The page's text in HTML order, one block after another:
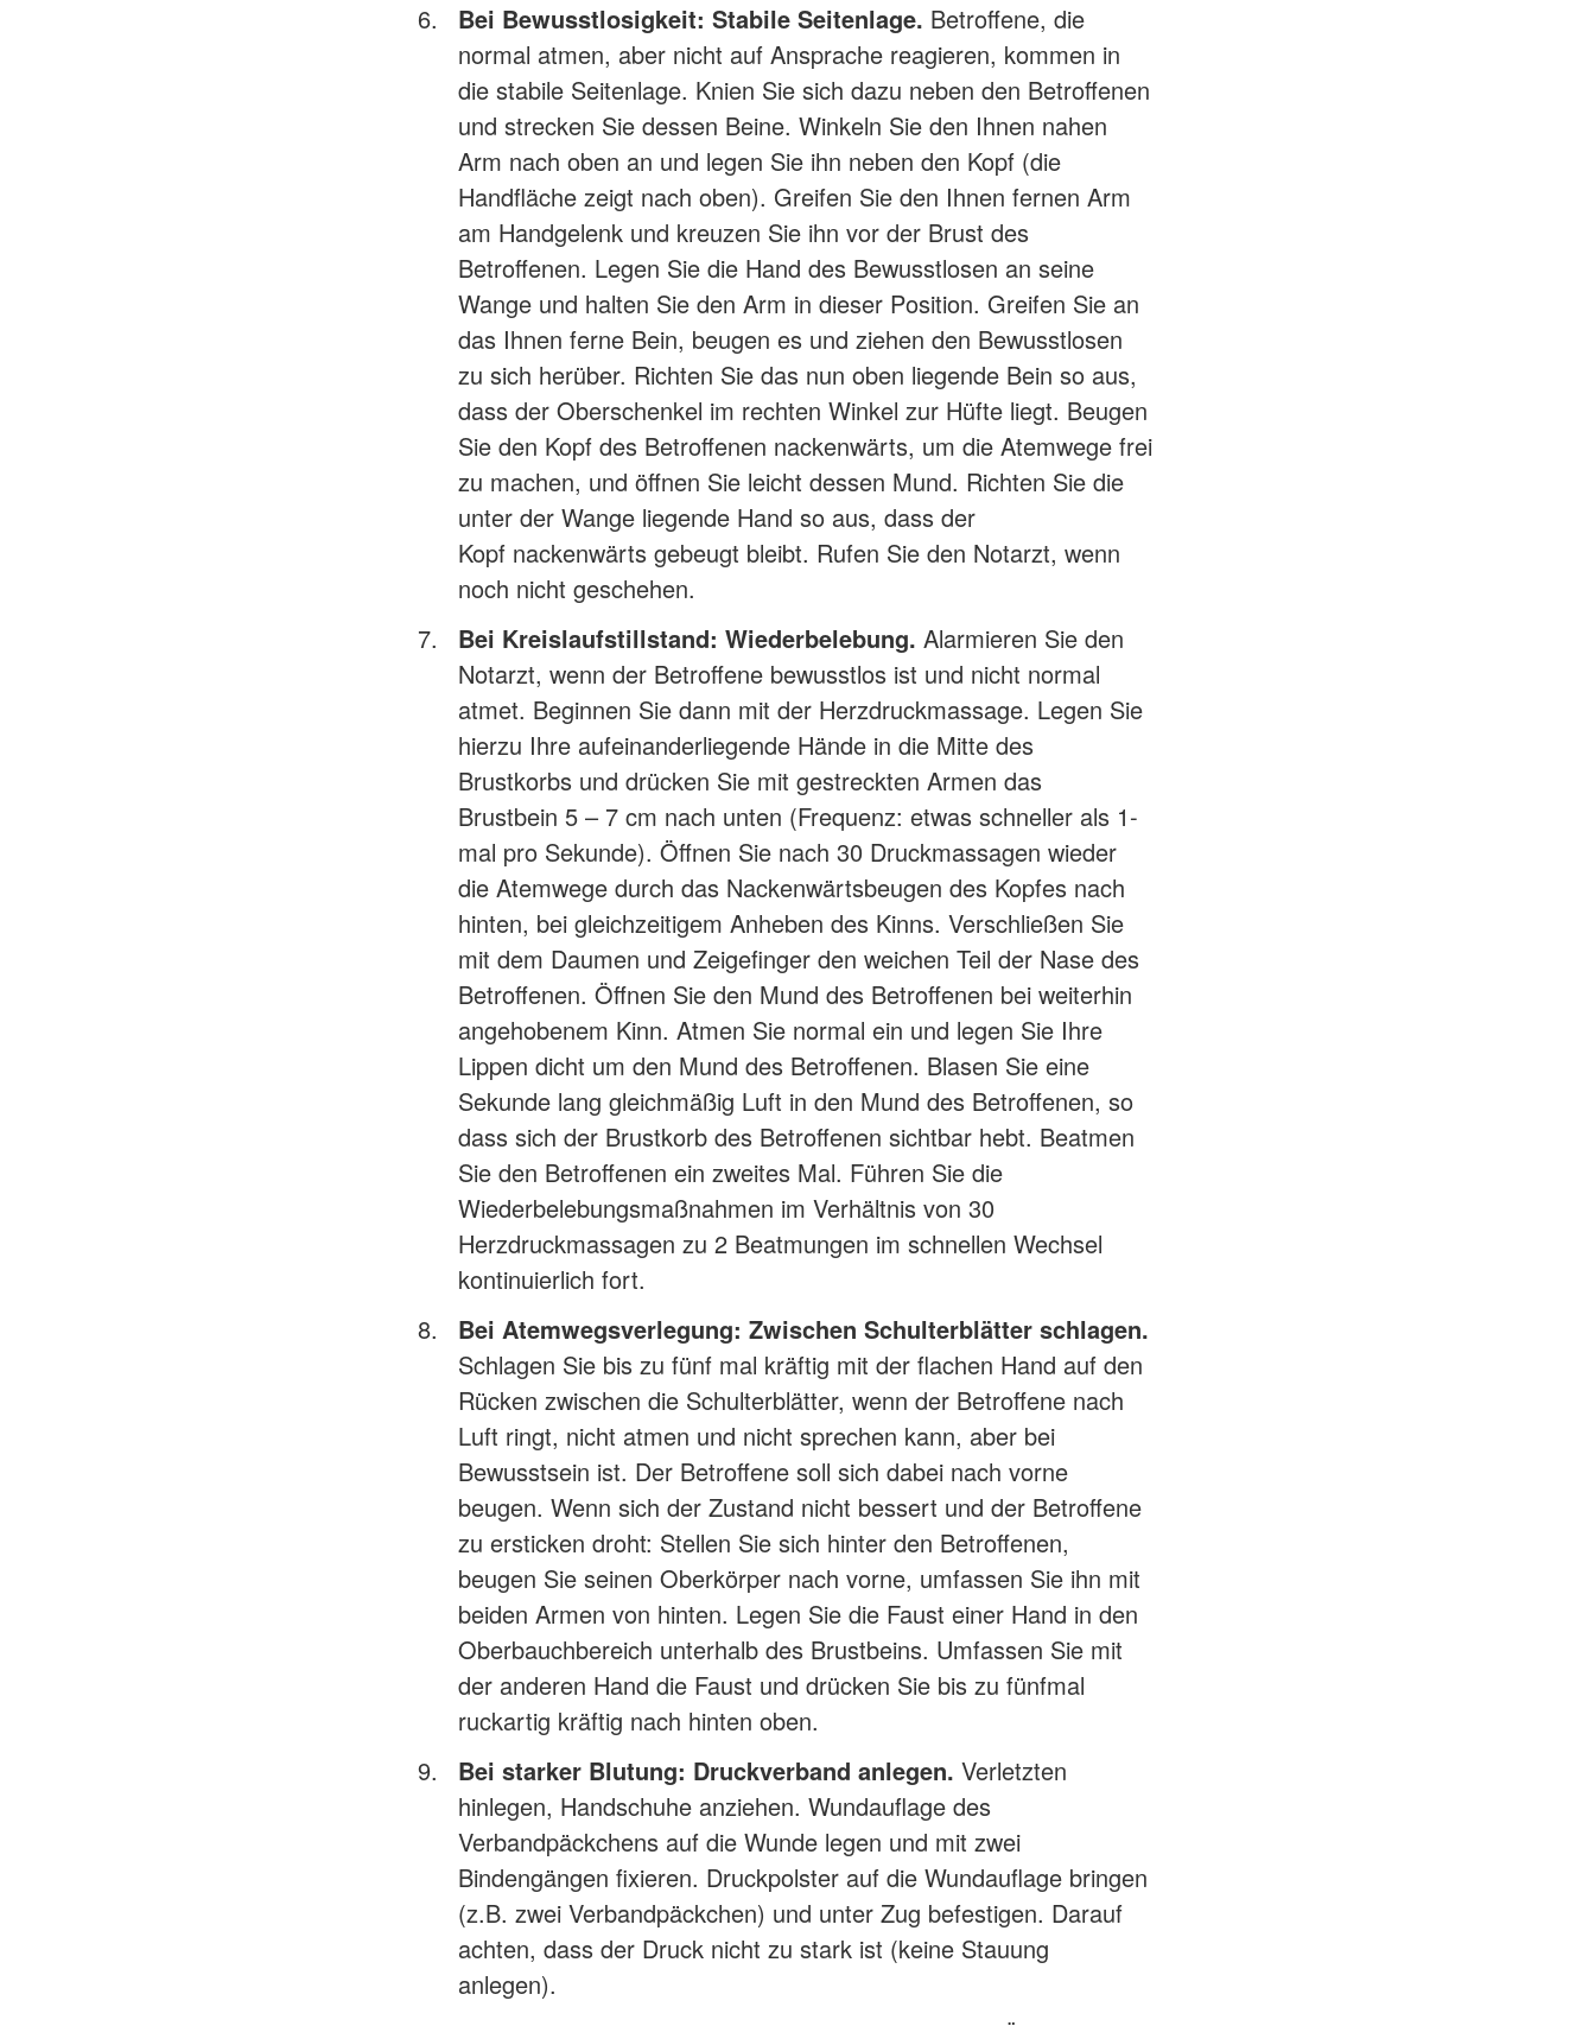
Bei Bewusstlosigkeit: Stabile Seitenlage. Betroffene, die
normal atmen, aber nicht auf Ansprache reagieren, kommen in
die stabile Seitenlage. Knien Sie sich dazu neben den Betroffenen
und strecken Sie dessen Beine. Winkeln Sie den Ihnen nahen
Arm nach oben an und legen Sie ihn neben den Kopf (die
Handfläche zeigt nach oben). Greifen Sie den Ihnen fernen Arm
am Handgelenk und kreuzen Sie ihn vor der Brust des
Betroffenen. Legen Sie die Hand des Bewusstlosen an seine
Wange und halten Sie den Arm in dieser Position. Greifen Sie an
das Ihnen ferne Bein, beugen es und ziehen den Bewusstlosen
zu sich herüber. Richten Sie das nun oben liegende Bein so aus,
dass der Oberschenkel im rechten Winkel zur Hüfte liegt. Beugen
Sie den Kopf des Betroffenen nackenwärts, um die Atemwege frei
zu machen, und öffnen Sie leicht dessen Mund. Richten Sie die
unter der Wange liegende Hand so aus, dass der
Kopf nackenwärts gebeugt bleibt. Rufen Sie den Notarzt, wenn
noch nicht geschehen.
Bei Kreislaufstillstand: Wiederbelebung. Alarmieren Sie den
Notarzt, wenn der Betroffene bewusstlos ist und nicht normal
atmet. Beginnen Sie dann mit der Herzdruckmassage. Legen Sie
hierzu Ihre aufeinanderliegende Hände in die Mitte des
Brustkorbs und drücken Sie mit gestreckten Armen das
Brustbein 5 – 7 cm nach unten (Frequenz: etwas schneller als 1-
mal pro Sekunde). Öffnen Sie nach 30 Druckmassagen wieder
die Atemwege durch das Nackenwärtsbeugen des Kopfes nach
hinten, bei gleichzeitigem Anheben des Kinns. Verschließen Sie
mit dem Daumen und Zeigefinger den weichen Teil der Nase des
Betroffenen. Öffnen Sie den Mund des Betroffenen bei weiterhin
angehobenem Kinn. Atmen Sie normal ein und legen Sie Ihre
Lippen dicht um den Mund des Betroffenen. Blasen Sie eine
Sekunde lang gleichmäßig Luft in den Mund des Betroffenen, so
dass sich der Brustkorb des Betroffenen sichtbar hebt. Beatmen
Sie den Betroffenen ein zweites Mal. Führen Sie die
Wiederbelebungsmaßnahmen im Verhältnis von 30
Herzdruckmassagen zu 2 Beatmungen im schnellen Wechsel
kontinuierlich fort.
Bei Atemwegsverlegung: Zwischen Schulterblätter schlagen.
Schlagen Sie bis zu fünf mal kräftig mit der flachen Hand auf den
Rücken zwischen die Schulterblätter, wenn der Betroffene nach
Luft ringt, nicht atmen und nicht sprechen kann, aber bei
Bewusstsein ist. Der Betroffene soll sich dabei nach vorne
beugen. Wenn sich der Zustand nicht bessert und der Betroffene
zu ersticken droht: Stellen Sie sich hinter den Betroffenen,
beugen Sie seinen Oberkörper nach vorne, umfassen Sie ihn mit
beiden Armen von hinten. Legen Sie die Faust einer Hand in den
Oberbauchbereich unterhalb des Brustbeins. Umfassen Sie mit
der anderen Hand die Faust und drücken Sie bis zu fünfmal
ruckartig kräftig nach hinten oben.
Bei starker Blutung: Druckverband anlegen. Verletzten
hinlegen, Handschuhe anziehen. Wundauflage des
Verbandpäckchens auf die Wunde legen und mit zwei
Bindengängen fixieren. Druckpolster auf die Wundauflage bringen
(z.B. zwei Verbandpäckchen) und unter Zug befestigen. Darauf
achten, dass der Druck nicht zu stark ist (keine Stauung
anlegen).